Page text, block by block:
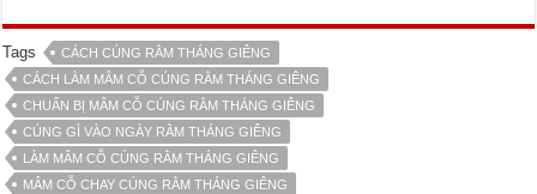
Tags
CÁCH CÚNG RẰM THÁNG GIÊNG
CÁCH LÀM MÂM CỖ CÚNG RẰM THÁNG GIÊNG
CHUẨN BỊ MÂM CỖ CÚNG RẰM THÁNG GIÊNG
CÚNG GÌ VÀO NGÀY RẰM THÁNG GIÊNG
LÀM MÂM CỖ CÚNG RẰM THÁNG GIÊNG
MÂM CỖ CHAY CÚNG RẰM THÁNG GIÊNG